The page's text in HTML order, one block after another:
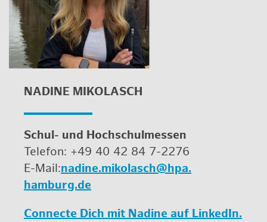
NA­DI­NE MI­KO­LASCH
Schul- und Hoch­schul­mes­sen
Te­le­fon: +49 40 42 84 7-2276
E-Mail:na­di­ne.​mikolasch@​hpa.​
hamburg.​de
Con­nec­te Dich mit Na­di­ne auf Lin­ke­dIn.